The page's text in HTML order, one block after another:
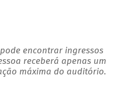
encontrar ingressos
receberá apenas um
máxima do auditório.